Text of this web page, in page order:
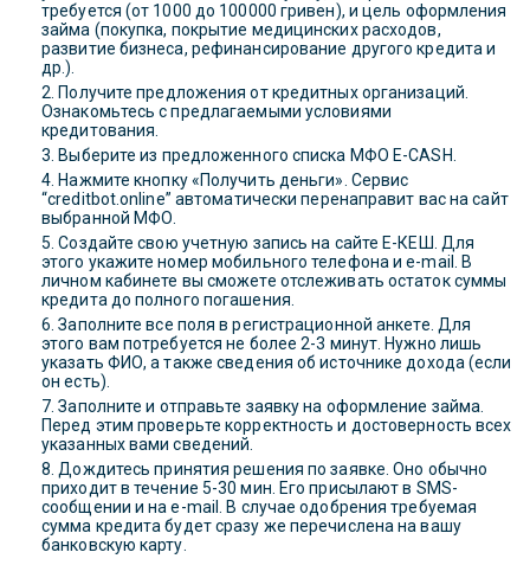
требуется (от 1000 до 100000 гривен), и цель оформления
займа (покупка, покрытие медицинских расходов,
развитие бизнеса, рефинансирование другого кредита и
др.).
Получите предложения от кредитных организаций.
Ознакомьтесь с предлагаемыми условиями
кредитования.
Выберите из предложенного списка МФО E-CASH.
Нажмите кнопку «Получить деньги». Сервис
“creditbot.online” автоматически перенаправит вас на сайт
выбранной МФО.
Создайте свою учетную запись на сайте Е-КЕШ. Для
этого укажите номер мобильного телефона и e-mail. В
личном кабинете вы сможете отслеживать остаток суммы
кредита до полного погашения.
Заполните все поля в регистрационной анкете. Для
этого вам потребуется не более 2-3 минут. Нужно лишь
указать ФИО, а также сведения об источнике дохода (если
он есть).
Заполните и отправьте заявку на оформление займа.
Перед этим проверьте корректность и достоверность всех
указанных вами сведений.
Дождитесь принятия решения по заявке. Оно обычно
приходит в течение 5-30 мин. Его присылают в SMS-
сообщении и на e-mail. В случае одобрения требуемая
сумма кредита будет сразу же перечислена на вашу
банковскую карту.